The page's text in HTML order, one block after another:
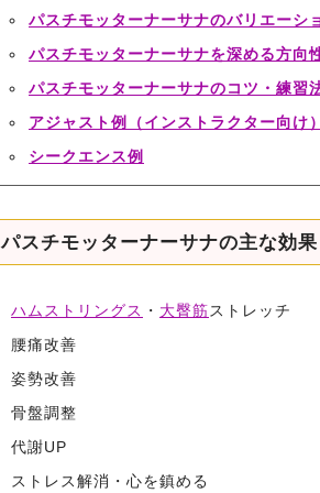
パスチモッターナーサナのバリエーシ
パスチモッターナーサナを深める方向
パスチモッターナーサナのコツ・練習
アジャスト例（インストラクター向け）
シークエンス例
パスチモッターナーサナの主な効果
ハムストリングス ・ 大臀筋ストレッチ
腰痛改善
姿勢改善
骨盤調整
代謝UP
ストレス解消・心を鎮める